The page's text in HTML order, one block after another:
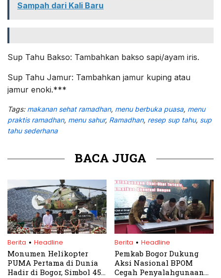
Sampah dari Kali Baru
Sup Tahu Bakso: Tambahkan bakso sapi/ayam iris.
Sup Tahu Jamur: Tambahkan jamur kuping atau
jamur enoki.***
Tags: makanan sehat ramadhan, menu berbuka puasa, menu
praktis ramadhan, menu sahur, Ramadhan, resep sup tahu, sup
tahu sederhana
BACA JUGA
Berita . Headline
Monumen Helikopter
PUMA Pertama di Dunia
Hadir di Bogor, Simbol 45
Berita . Headline
Pemkab Bogor Dukung
Aksi Nasional BPOM
Cegah Penyalahgunaan